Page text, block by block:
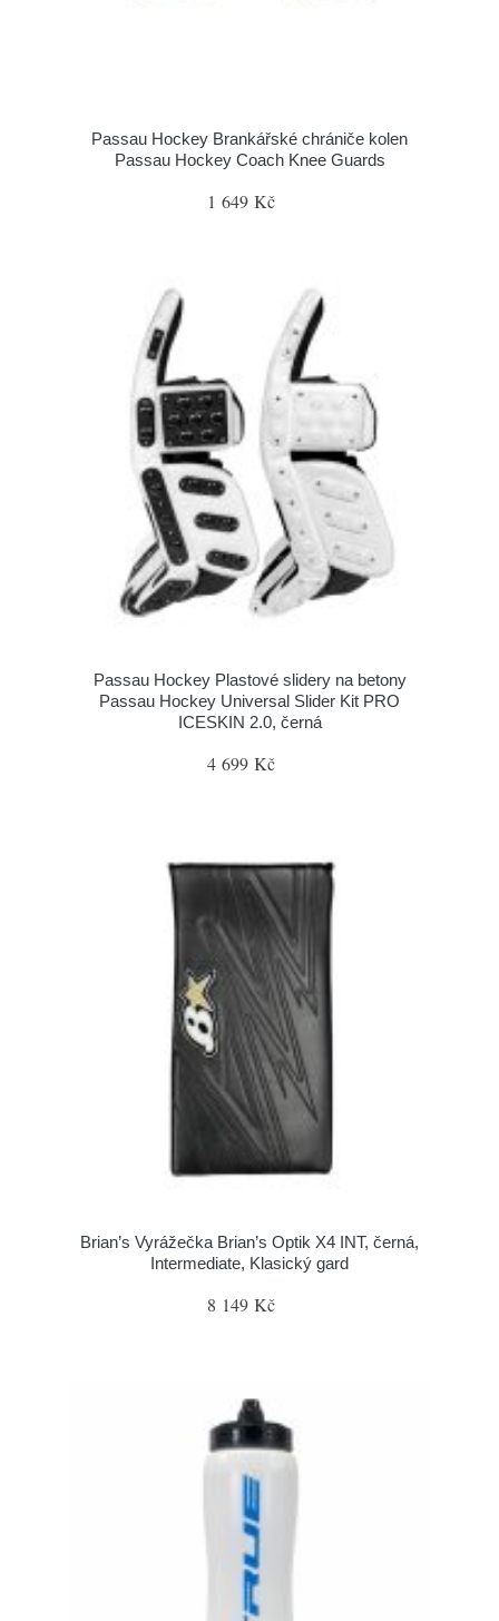
Passau Hockey Brankářské chrániče kolen
Passau Hockey Coach Knee Guards
1 649 Kč
Passau Hockey Plastové slidery na betony
Passau Hockey Universal Slider Kit PRO
ICESKIN 2.0, černá
4 699 Kč
Brian’s Vyrážečka Brian’s Optik X4 INT, černá,
Intermediate, Klasický gard
8 149 Kč